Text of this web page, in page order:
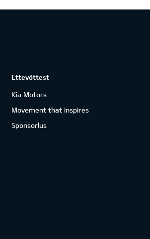
Ettevõttest
Kia Motors
Movement that inspires
Sponsorlus